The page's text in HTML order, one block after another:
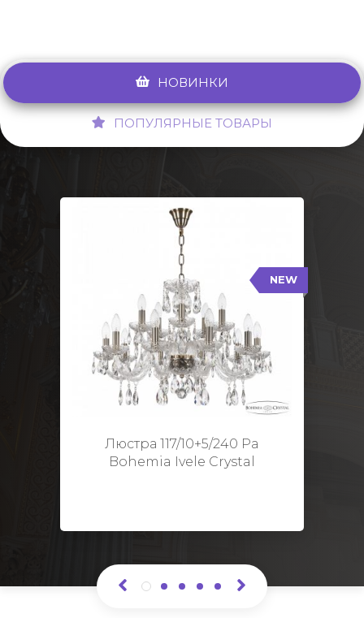
НОВИНКИ
ПОПУЛЯРНЫЕ ТОВАРЫ
NEW
Люстра 117/10+5/240 Pa
Bohemia Ivele Crystal
117/10+5/240 Pa
Тип: Стеклянный рожок
Цвет арматуры: Патина/
Кол-во ламп: 15
Диаметр: 70 см